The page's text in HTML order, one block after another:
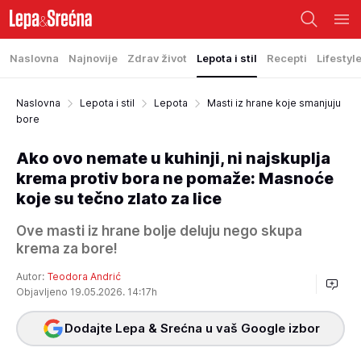
Naslovna Najnovije Zdrav život Lepota i stil Recepti Lifestyle
Naslovna Lepota i stil Lepota
Masti iz hrane koje smanjuju
bore
Ako ovo nemate u kuhinji, ni najskuplja
krema protiv bora ne pomaže: Masnoće
koje su tečno zlato za lice
Ove masti iz hrane bolje deluju nego skupa
krema za bore!
Autor: Teodora Andrić
Objavljeno 19.05.2026. 14:17h
Dodajte Lepa & Srećna u vaš Google izbor